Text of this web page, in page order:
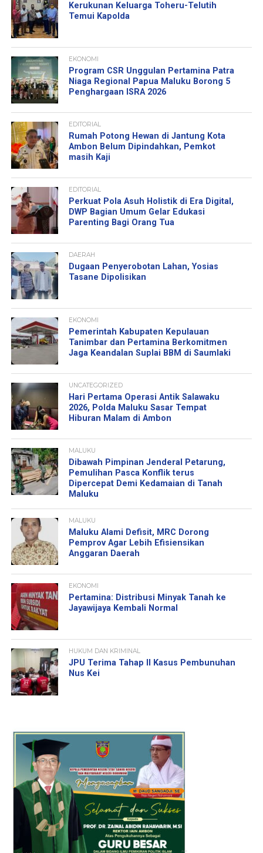
Kerukunan Keluarga Toheru-Telutih
Temui Kapolda
EKONOMI
Program CSR Unggulan Pertamina Patra
Niaga Regional Papua Maluku Borong 5
Penghargaan ISRA 2026
EDITORIAL
Rumah Potong Hewan di Jantung Kota
Ambon Belum Dipindahkan, Pemkot
masih Kaji
EDITORIAL
Perkuat Pola Asuh Holistik di Era Digital,
DWP Bagian Umum Gelar Edukasi
Parenting Bagi Orang Tua
DAERAH
Dugaan Penyerobotan Lahan, Yosias
Tasane Dipolisikan
EKONOMI
Pemerintah Kabupaten Kepulauan
Tanimbar dan Pertamina Berkomitmen
Jaga Keandalan Suplai BBM di Saumlaki
UNCATEGORIZED
Hari Pertama Operasi Antik Salawaku
2026, Polda Maluku Sasar Tempat
Hiburan Malam di Ambon
MALUKU
Dibawah Pimpinan Jenderal Petarung,
Pemulihan Pasca Konflik terus
Dipercepat Demi Kedamaian di Tanah
Maluku
MALUKU
Maluku Alami Defisit, MRC Dorong
Pemprov Agar Lebih Efisiensikan
Anggaran Daerah
EKONOMI
Pertamina: Distribusi Minyak Tanah ke
Jayawijaya Kembali Normal
HUKUM DAN KRIMINAL
JPU Terima Tahap II Kasus Pembunuhan
Nus Kei